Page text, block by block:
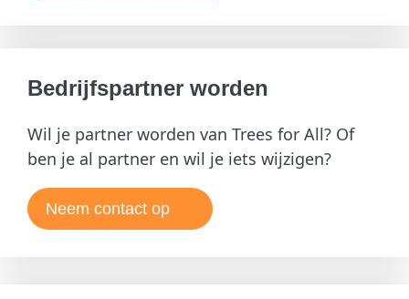
Bedrijfspartner worden
Wil je partner worden van Trees for All? Of
ben je al partner en wil je iets wijzigen?
Neem contact op